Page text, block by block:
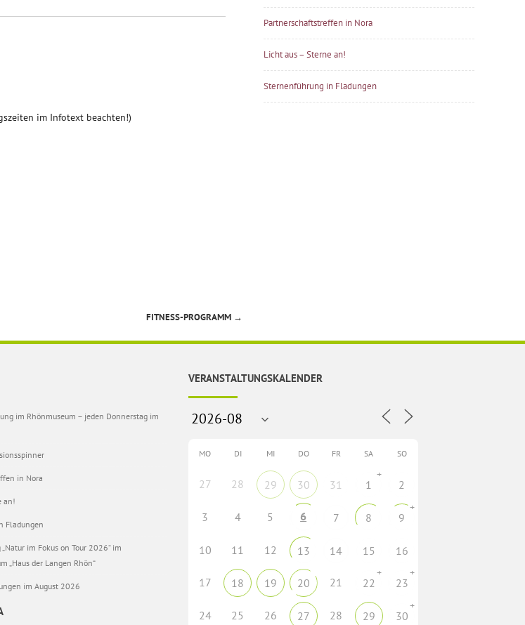
im Infotext beachten!)
FITNESS-PROGRAMM →
Partnerschaftstreffen in Nora
Licht aus – Sterne an!
Sternenführung in Fladungen
im Rhönmuseum – jeden Donnerstag im
in Nora
an!
Fladungen
im Fokus on Tour 2026“ im
„Haus der Langen Rhön“
im August 2026
VERANSTALTUNGSKALENDER
MO DI MI DO FR SA SO
27 28 29 30 31 1
+
2
3 4 5 6 7 8 9
+
10 11 12 13 14 15 16
17 18 19 20 21 22
+
23
+
24 25 26 27 28 29 30
+